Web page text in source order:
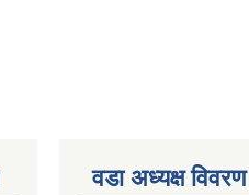
वडा अध्यक्ष विवरण